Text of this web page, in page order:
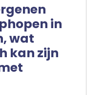
in
wat
kan zijn